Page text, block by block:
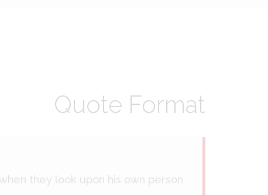
Quote Format
they look upon his own person.